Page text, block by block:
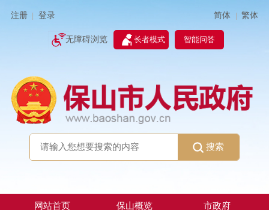
注册 登录 简体 | 繁体
无障碍浏览 长者模式 智能问答
搜索
网站首页 保山概览 市政府